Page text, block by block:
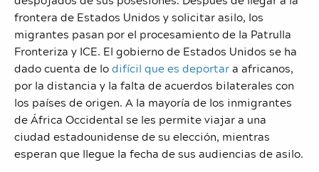
frontera de Estados Unidos y solicitar asilo, los
migrantes pasan por el procesamiento de la Patrulla
Fronteriza y ICE. El gobierno de Estados Unidos se ha
dado cuenta de lodifícil que es deportara africanos,
por la distancia y la falta de acuerdos bilaterales con
los países de origen. A la mayoría de los inmigrantes
de África Occidental se les permite viajar a una
ciudad estadounidense de su elección, mientras
esperan que llegue la fecha de sus audiencias de asilo.